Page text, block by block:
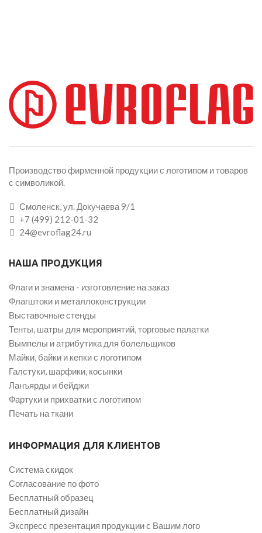
Производство фирменной продукции с логотипом и товаров
с символикой.
Смоленск, ул. Докучаева 9/1
+7 (499) 212-01-32
24@evroflag24.ru
НАША ПРОДУКЦИЯ
Флаги и знамена - изготовление на заказ
Флагштоки и металлоконструкции
Выставочные стенды
Тенты, шатры для мероприятий, торговые палатки
Вымпелы и атрибутика для болельщиков
Майки, байки и кепки с логотипом
Галстуки, шарфики, косынки
Ланъярды и бейджи
Фартуки и прихватки с логотипом
Печать на ткани
ИНФОРМАЦИЯ ДЛЯ КЛИЕНТОВ
Система скидок
Согласование по фото
Бесплатный образец
Бесплатный дизайн
Экспресс презентация продукции с Вашим лого